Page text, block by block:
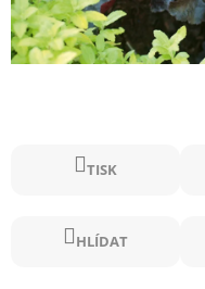
TISK
HLÍDAT